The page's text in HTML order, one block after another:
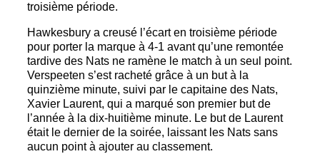
troisième période.
Hawkesbury a creusé l’écart en troisième période
pour porter la marque à 4-1 avant qu’une remontée
tardive des Nats ne ramène le match à un seul point.
Verspeeten s’est racheté grâce à un but à la
quinzième minute, suivi par le capitaine des Nats,
Xavier Laurent, qui a marqué son premier but de
l’année à la dix-huitième minute. Le but de Laurent
était le dernier de la soirée, laissant les Nats sans
aucun point à ajouter au classement.